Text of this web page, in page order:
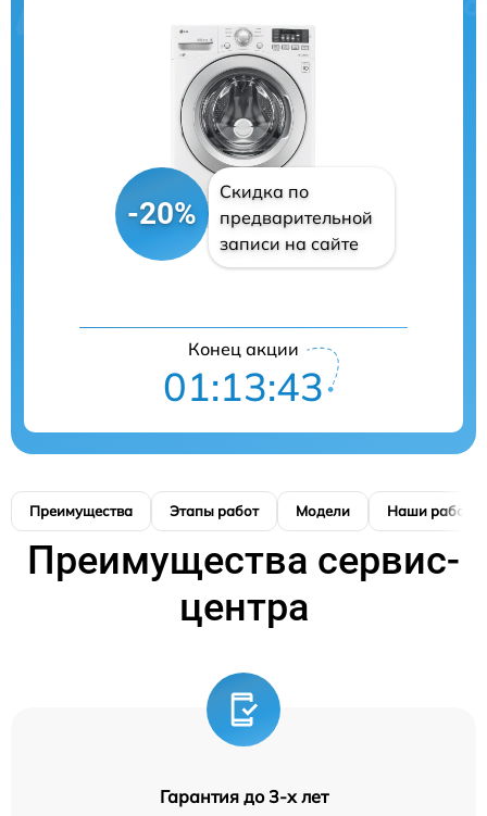
-20%
Скидка по
предварительной
записи на сайте
Конец акции
01:13:42
Преимущества Этапы работ Модели Наши работы
Преимущества сервис-
центра
Гарантия до 3-х лет